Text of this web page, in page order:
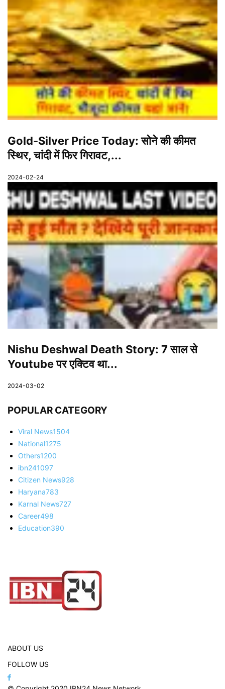
Gold-Silver Price Today: सोने की कीमत
स्थिर, चांदी में फिर गिरावट,...
2024-02-24
Nishu Deshwal Death Story: 7 साल से
Youtube पर एक्टिव था...
2024-03-02
POPULAR CATEGORY
Viral News1504
National1275
Others1200
ibn241097
Citizen News928
Haryana783
Karnal News727
Career498
Education390
ABOUT US
FOLLOW US